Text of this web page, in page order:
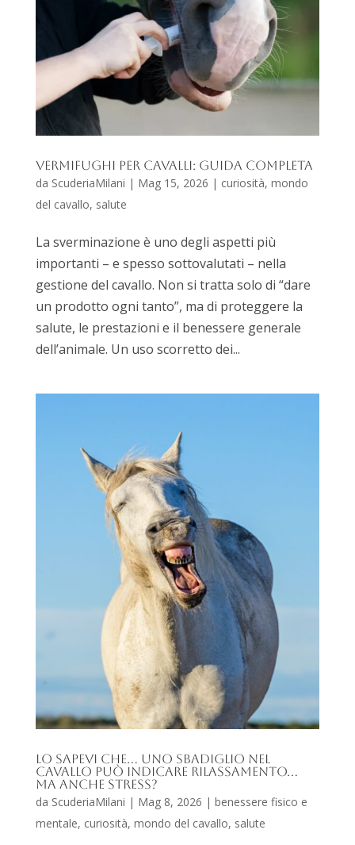
Vermifughi per cavalli: guida completa
da ScuderiaMilani | Mag 15, 2026 | curiosità, mondo
del cavallo, salute
La sverminazione è uno degli aspetti più
importanti – e spesso sottovalutati – nella
gestione del cavallo. Non si tratta solo di “dare
un prodotto ogni tanto”, ma di proteggere la
salute, le prestazioni e il benessere generale
dell’animale. Un uso scorretto dei...
Lo sapevi che… uno sbadiglio nel
cavallo può indicare rilassamento…
ma anche stress?
da ScuderiaMilani | Mag 8, 2026 | benessere fisico e
mentale, curiosità, mondo del cavallo, salute